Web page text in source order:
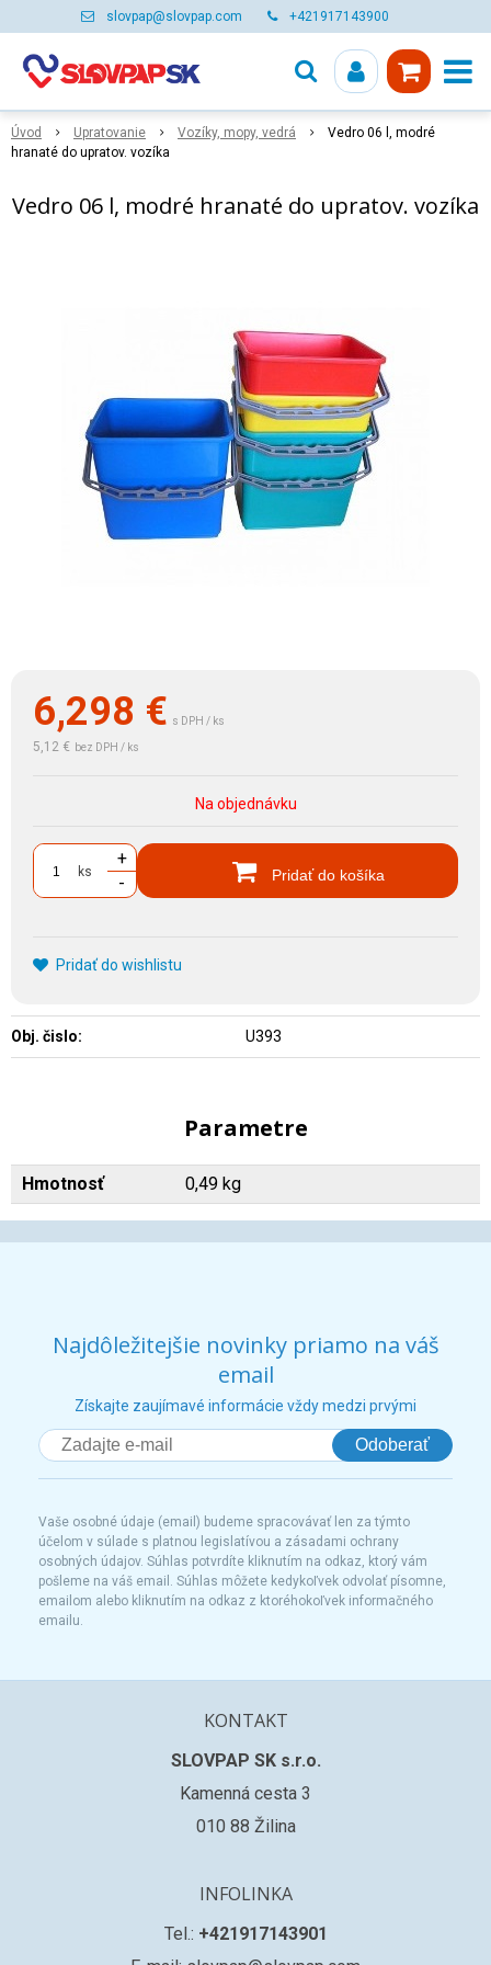
slovpap@slovpap.com +421917143900
Úvod Upratovanie Vozíky, mopy, vedrá
Vedro 06 l, modré
hranaté do upratov. vozíka
Vedro 06 l, modré hranaté do upratov. vozíka
6,298 € s DPH / ks
5,12 € bez DPH / ks
Na objednávku
ks
+
-
Pridať do košíka
Pridať do wishlistu
Obj. čislo: U393
Parametre
Hmotnosť 0,49 kg
Najdôležitejšie novinky priamo na váš
email
Získajte zaujímavé informácie vždy medzi prvými
Odoberať
Vaše osobné údaje (email) budeme spracovávať len za týmto
účelom v súlade s platnou legislatívou a zásadami ochrany
osobných údajov. Súhlas potvrdíte kliknutím na odkaz, ktorý vám
pošleme na váš email. Súhlas môžete kedykoľvek odvolať písomne,
emailom alebo kliknutím na odkaz z ktoréhokoľvek informačného
emailu.
KONTAKT
SLOVPAP SK s.r.o.
Kamenná cesta 3
010 88 Žilina
INFOLINKA
Tel.: +421917143901